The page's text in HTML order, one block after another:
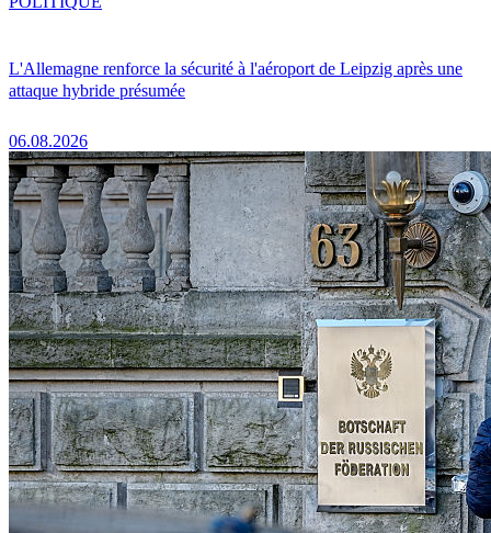
L'Allemagne renforce la sécurité à l'aéroport de Leipzig après une
attaque hybride présumée
06.08.2026